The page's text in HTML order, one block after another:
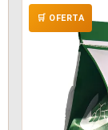
🛒 OFERTA